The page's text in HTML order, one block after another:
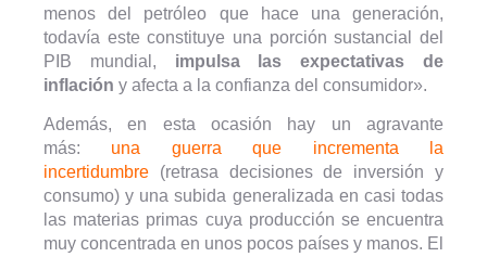
menos del petróleo que hace una generación,
todavía este constituye una porción sustancial del
PIB mundial, impulsa las expectativas de
inflación y afecta a la confianza del consumidor».
Además, en esta ocasión hay un agravante
más: una guerra que incrementa la
incertidumbre (retrasa decisiones de inversión y
consumo) y una subida generalizada en casi todas
las materias primas cuya producción se encuentra
muy concentrada en unos pocos países y manos. El